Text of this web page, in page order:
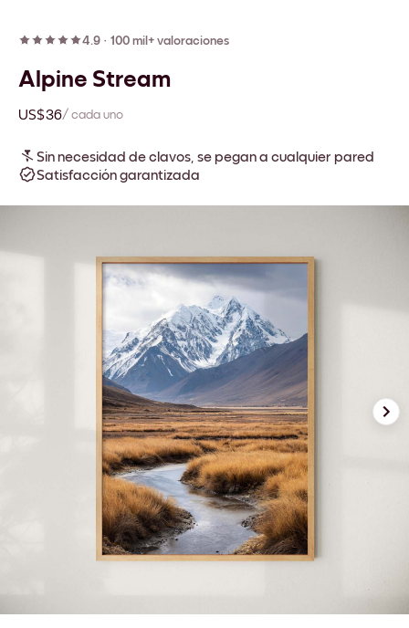
4.9 · 100 mil+ valoraciones
Alpine Stream
US$36/ cada uno
Sin necesidad de clavos, se pegan a cualquier pared
Satisfacción garantizada